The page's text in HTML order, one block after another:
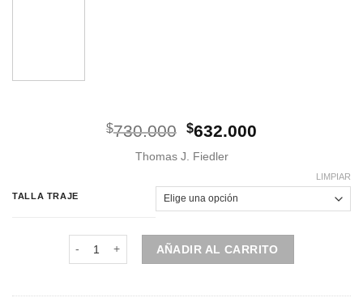
$730.000 El
original
$730.000.
$632.000
Thomas J. Fiedler
TALLA TRAJE
LIMPIAR
Terno Multitraje Azul Marino (927-2) cantidad
AÑADIR AL CARRITO